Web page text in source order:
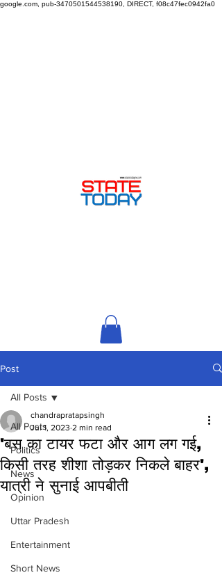
google.com, pub-3470501544538190, DIRECT, f08c47fec0942fa0
Post
All Posts
Politics
News
Opinion
Uttar Pradesh
Entertainment
Short News
All Posts
'बस का टायर फटा और आग लग गई,
किसी तरह शीशा तोड़कर निकले बाहर',
यात्री ने सुनाई आपबीती
chandrapratapsingh
Jul 1, 2023 2 min read